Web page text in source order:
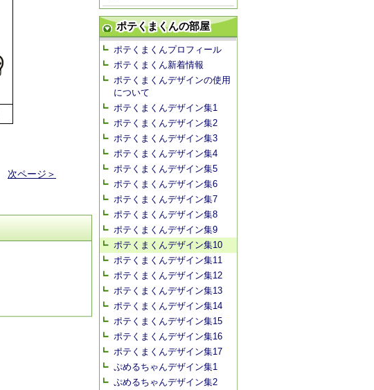
次ページ＞
ポテくまくんの部屋
ポテくまくんプロフィール
ポテくまくん新着情報
ポテくまくんデザインの使用
について
ポテくまくんデザイン集1
ポテくまくんデザイン集2
ポテくまくんデザイン集3
ポテくまくんデザイン集4
ポテくまくんデザイン集5
ポテくまくんデザイン集6
ポテくまくんデザイン集7
ポテくまくんデザイン集8
ポテくまくんデザイン集9
ポテくまくんデザイン集10
ポテくまくんデザイン集11
ポテくまくんデザイン集12
ポテくまくんデザイン集13
ポテくまくんデザイン集14
ポテくまくんデザイン集15
ポテくまくんデザイン集16
ポテくまくんデザイン集17
ぷめるちゃんデザイン集1
ぷめるちゃんデザイン集2